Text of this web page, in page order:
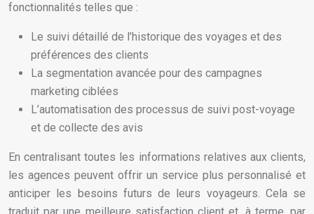
fonctionnalités telles que :
Le suivi détaillé de l’historique des voyages et des
préférences des clients
La segmentation avancée pour des campagnes
marketing ciblées
L’automatisation des processus de suivi post-voyage
et de collecte des avis
En centralisant toutes les informations relatives aux clients,
les agences peuvent offrir un service plus personnalisé et
anticiper les besoins futurs de leurs voyageurs. Cela se